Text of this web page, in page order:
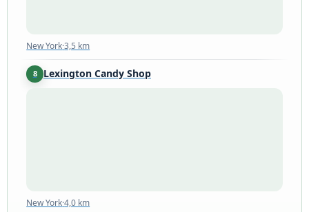
New York·3,5 km
8 Lexington Candy Shop
New York·4,0 km